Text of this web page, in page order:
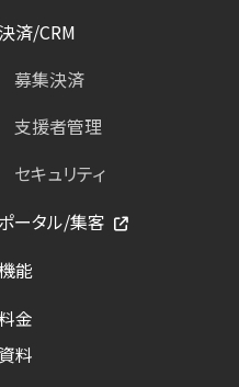
済/CRM
募集決済
支援者管理
セキュリティ
ポータル/集客
能
金
資料